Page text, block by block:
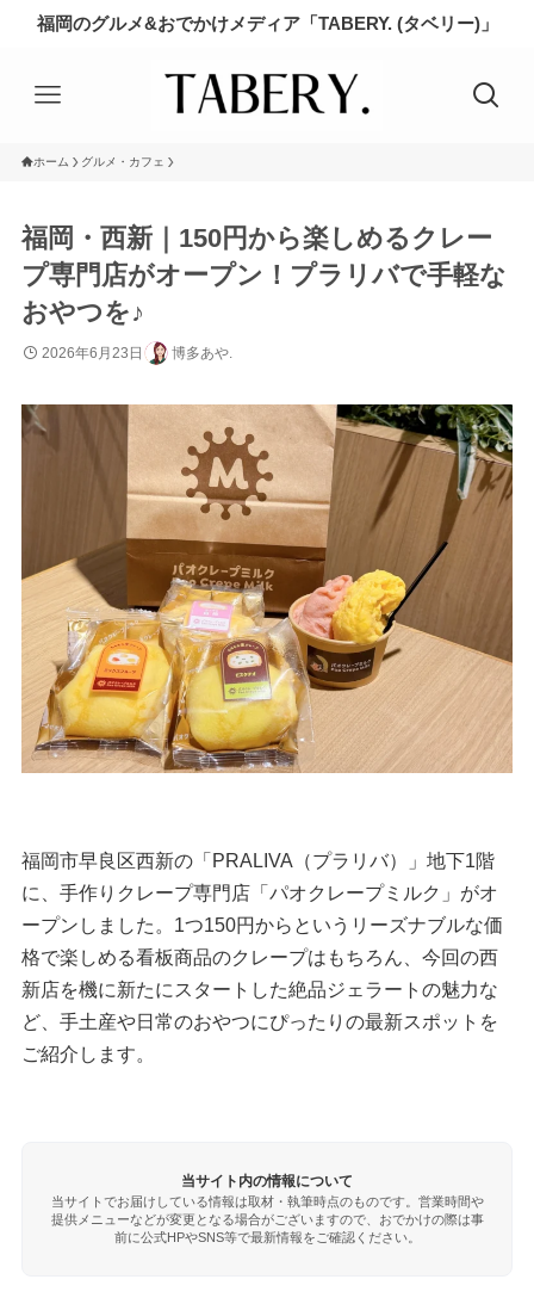
福岡のグルメ&おでかけメディア「TABERY. (タベリー)」
ホーム グルメ・カフェ
福岡・西新｜150円から楽しめるクレー
プ専門店がオープン！プラリバで手軽な
おやつを♪
2026年6月23日 博多あや.
福岡市早良区西新の「PRALIVA（プラリバ）」地下1階
に、手作りクレープ専門店「パオクレープミルク」がオ
ープンしました。1つ150円からというリーズナブルな価
格で楽しめる看板商品のクレープはもちろん、今回の西
新店を機に新たにスタートした絶品ジェラートの魅力な
ど、手土産や日常のおやつにぴったりの最新スポットを
ご紹介します。
当サイト内の情報について
当サイトでお届けしている情報は取材・執筆時点のものです。営業時間や
提供メニューなどが変更となる場合がございますので、おでかけの際は事
前に公式HPやSNS等で最新情報をご確認ください。